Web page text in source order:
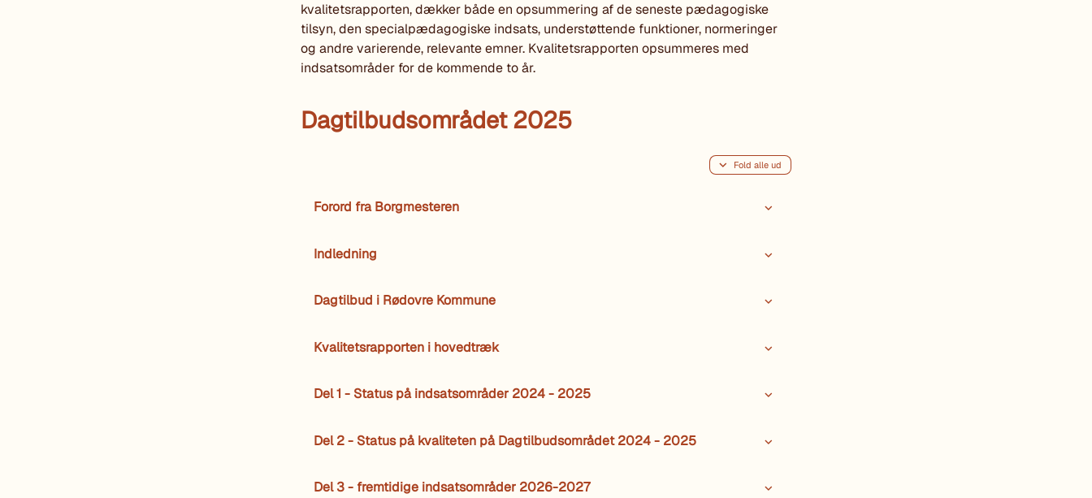
kvalitetsrapporten, dækker både en opsummering af de seneste pædagogiske
tilsyn, den specialpædagogiske indsats, understøttende funktioner, normeringer
og andre varierende, relevante emner. Kvalitetsrapporten opsummeres med
indsatsområder for de kommende to år.
Dagtilbudsområdet 2025
Fold alle ud
Forord fra Borgmesteren
Indledning
Dagtilbud i Rødovre Kommune
Kvalitetsrapporten i hovedtræk
Del 1 - Status på indsatsområder 2024 - 2025
Del 2 - Status på kvaliteten på Dagtilbudsområdet 2024 - 2025
Del 3 - fremtidige indsatsområder 2026-2027